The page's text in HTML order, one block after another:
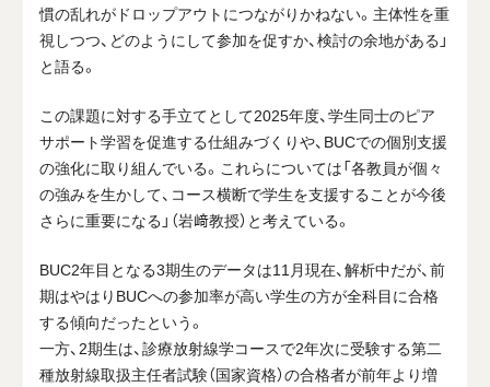
慣の乱れがドロップアウトにつながりかねない。主体性を重
視しつつ、どのようにして参加を促すか、検討の余地がある」
と語る。
この課題に対する手立てとして2025年度、学生同士のピア
サポート学習を促進する仕組みづくりや、BUCでの個別支援
の強化に取り組んでいる。これらについては「各教員が個々
の強みを生かして、コース横断で学生を支援することが今後
さらに重要になる」（岩﨑教授）と考えている。
BUC2年目となる3期生のデータは11月現在、解析中だが、前
期はやはりBUCへの参加率が高い学生の方が全科目に合格
する傾向だったという。
一方、2期生は、診療放射線学コースで2年次に受験する第二
種放射線取扱主任者試験（国家資格）の合格者が前年より増